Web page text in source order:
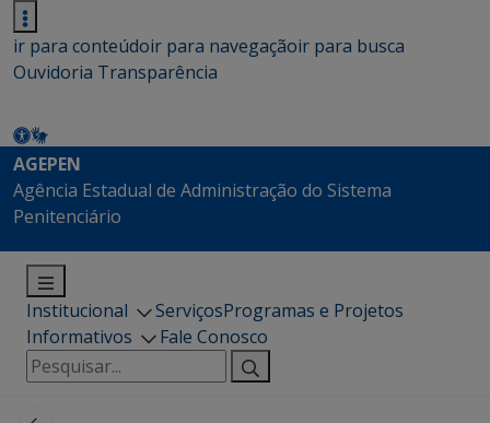
ir para conteúdoir para navegaçãoir para busca
Ouvidoria Transparência
AGEPEN
Agência Estadual de Administração do Sistema
Penitenciário
Institucional ServiçosProgramas e Projetos
Informativos
Fale Conosco
Pesquisar
por: